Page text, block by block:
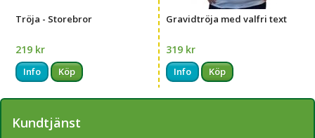
Tröja - Storebror
219 kr
Info Köp
Gravidtröja med valfri text
319 kr
Info Köp
Kundtjänst